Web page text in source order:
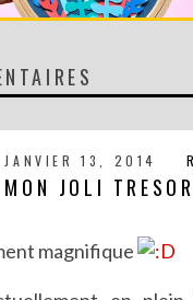
DIY MA FORÊT DE PAPIER
JANVIER 13, 2014
MON JOLI TRESOR
magnifique